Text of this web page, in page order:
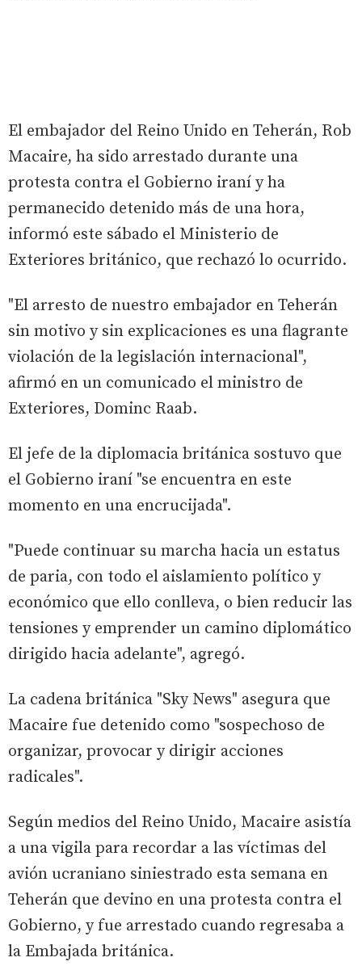
El embajador del Reino Unido en Teherán, Rob
Macaire, ha sido arrestado durante una
protesta contra el Gobierno iraní y ha
permanecido detenido más de una hora,
informó este sábado el Ministerio de
Exteriores británico, que rechazó lo ocurrido.
"El arresto de nuestro embajador en Teherán
sin motivo y sin explicaciones es una flagrante
violación de la legislación internacional",
afirmó en un comunicado el ministro de
Exteriores, Dominc Raab.
El jefe de la diplomacia británica sostuvo que
el Gobierno iraní "se encuentra en este
momento en una encrucijada".
"Puede continuar su marcha hacia un estatus
de paria, con todo el aislamiento político y
económico que ello conlleva, o bien reducir las
tensiones y emprender un camino diplomático
dirigido hacia adelante", agregó.
La cadena británica "Sky News" asegura que
Macaire fue detenido como "sospechoso de
organizar, provocar y dirigir acciones
radicales".
Según medios del Reino Unido, Macaire asistía
a una vigila para recordar a las víctimas del
avión ucraniano siniestrado esta semana en
Teherán que devino en una protesta contra el
Gobierno, y fue arrestado cuando regresaba a
la Embajada británica.